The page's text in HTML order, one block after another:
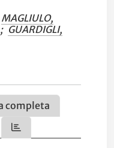
MAGLIULO,
; GUARDIGLI,
completa